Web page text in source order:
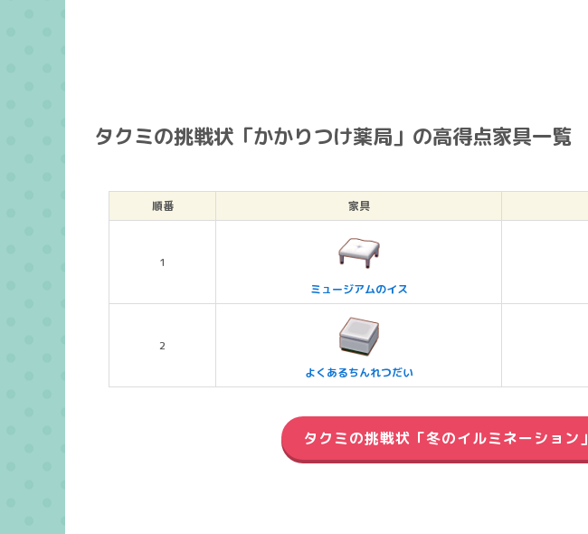
タクミの挑戦状「かかりつけ薬局」の高得点家具一覧
順番 家具
1
ミュージアムのイス
2
よくあるちんれつだい
タクミの挑戦状「冬のイルミネーション」